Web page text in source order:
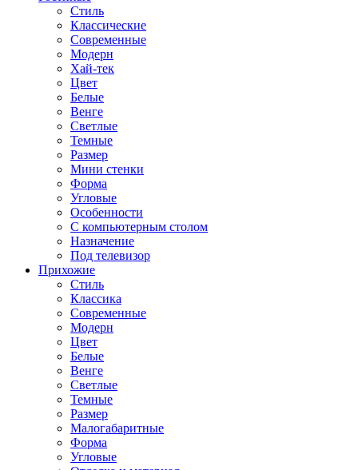
Стиль
Классические
Современные
Модерн
Хай-тек
Цвет
Белые
Венге
Светлые
Темные
Размер
Мини стенки
Форма
Угловые
Особенности
С компьютерным столом
Назначение
Под телевизор
Прихожие
Стиль
Классика
Современные
Модерн
Цвет
Белые
Венге
Светлые
Темные
Размер
Малогабаритные
Форма
Угловые